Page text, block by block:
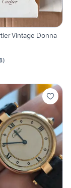
Vintage Donna
)